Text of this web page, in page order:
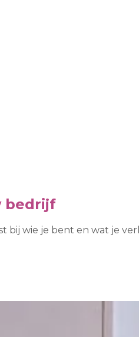
bedrijf
bij wie je bent en wat je